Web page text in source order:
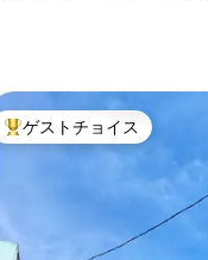
大好評のゲストチョイスで
ゲストチョイス